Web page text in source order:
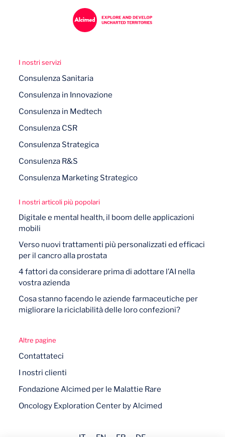
I nostri servizi
Consulenza Sanitaria
Consulenza in Innovazione
Consulenza in Medtech
Consulenza CSR
Consulenza Strategica
Consulenza R&S
Consulenza Marketing Strategico
I nostri articoli più popolari
Digitale e mental health, il boom delle applicazioni
mobili
Verso nuovi trattamenti più personalizzati ed efficaci
per il cancro alla prostata
4 fattori da considerare prima di adottare l’AI nella
vostra azienda
Cosa stanno facendo le aziende farmaceutiche per
migliorare la riciclabilità delle loro confezioni?
Altre pagine
Contattateci
I nostri clienti
Fondazione Alcimed per le Malattie Rare
Oncology Exploration Center by Alcimed